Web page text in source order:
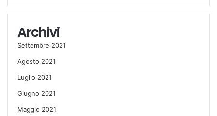
Archivi
Settembre 2021
Agosto 2021
Luglio 2021
Giugno 2021
Maggio 2021